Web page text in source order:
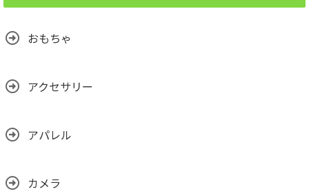
おもちゃ
アクセサリー
アパレル
カメラ